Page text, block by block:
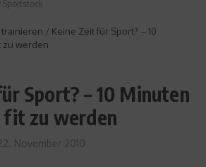
trainieren / Keine Zeit für Sport? – 10
zu werden
Sport? – 10 Minuten
fit zu werden
November 2010